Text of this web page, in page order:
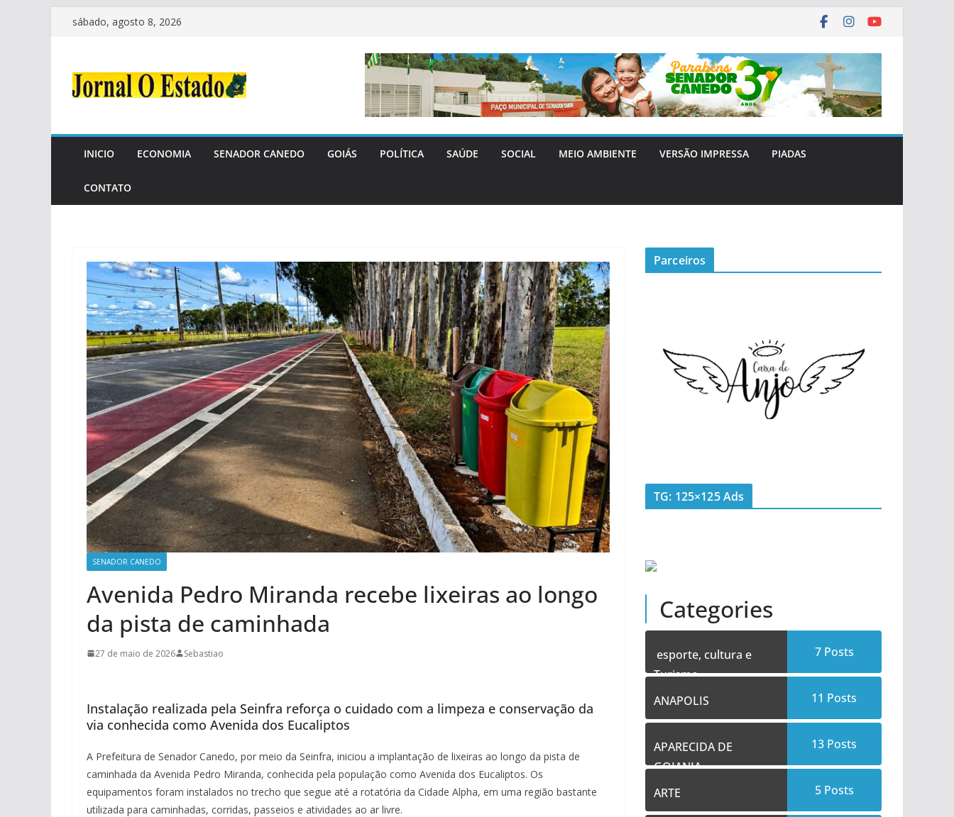
Pular
conteúdo
sábado, agosto 8, 2026
INICIO ECONOMIA SENADOR CANEDO GOIÁS POLÍTICA SAÚDE SOCIAL MEIO AMBIENTE VERSÃO IMPRESSA PIADAS
CONTATO
SENADOR CANEDO
Avenida Pedro Miranda recebe lixeiras ao longo
da pista de caminhada
27 de maio de 2026 Sebastiao
Instalação realizada pela Seinfra reforça o cuidado com a limpeza e conservação da
via conhecida como Avenida dos Eucaliptos
A Prefeitura de Senador Canedo, por meio da Seinfra, iniciou a implantação de lixeiras ao longo da pista de
caminhada da Avenida Pedro Miranda, conhecida pela população como Avenida dos Eucaliptos. Os
equipamentos foram instalados no trecho que segue até a rotatória da Cidade Alpha, em uma região bastante
utilizada para caminhadas, corridas, passeios e atividades ao ar livre.
Parceiros
TG: 125×125 Ads
Categories
esporte, cultura e
Turismo
7 Posts
ANAPOLIS 11 Posts
APARECIDA DE
GOIANIA
13 Posts
ARTE 5 Posts